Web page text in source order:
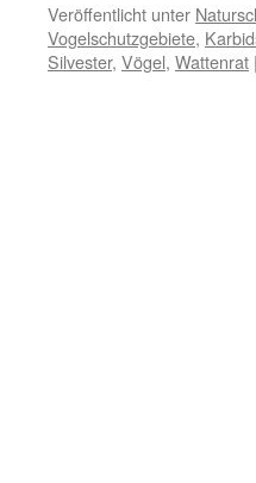
Veröffentlicht unter
Vogelschutzgebiete,
Silvester, Vögel, Wattenrat |